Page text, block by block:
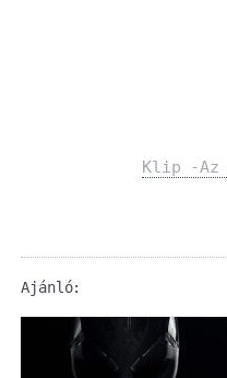
Klip -Az
Ajánló: